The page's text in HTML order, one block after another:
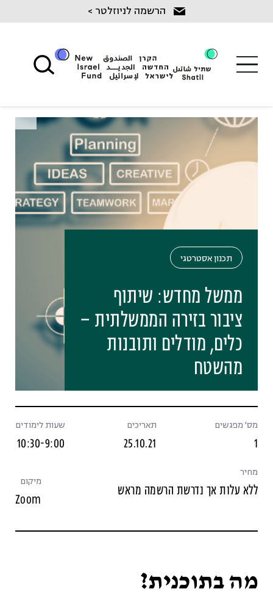
content
הרשמה לניוזלטר >
תכנון אסטרטגי
ממשל מחדש: שיתוף
ציבור בזירה הממשלתית –
כלים, מודלים ותובנות
מהשטח
מס' מפגשים
1
תאריכים
25.10.21
שעות לימודים
10:30-9:00
מחיר
ללא עלות אך נדרשת הרשמה מראש מיקום
Zoom
מה בתוכנית?